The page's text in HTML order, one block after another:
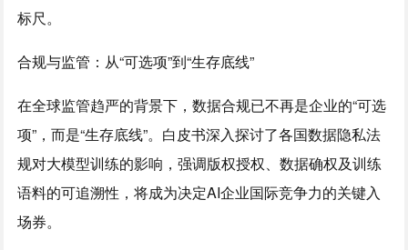
标尺。
合规与监管：从“可选项”到“生存底线”
在全球监管趋严的背景下，数据合规已不再是企业的“可选
项”，而是“生存底线”。白皮书深入探讨了各国数据隐私法
规对大模型训练的影响，强调版权授权、数据确权及训练
语料的可追溯性，将成为决定AI企业国际竞争力的关键入
场券。